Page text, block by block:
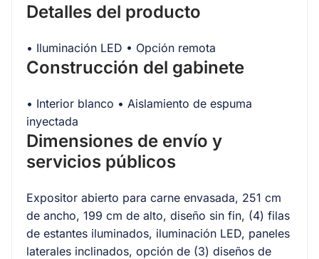
Detalles del producto
• Iluminación LED • Opción remota
Construcción del gabinete
• Interior blanco • Aislamiento de espuma
inyectada
Dimensiones de envío y
servicios públicos
Expositor abierto para carne envasada, 251 cm
de ancho, 199 cm de alto, diseño sin fin, (4) filas
de estantes iluminados, iluminación LED, paneles
laterales inclinados, opción de (3) diseños de